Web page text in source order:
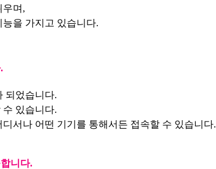
우며,
을 가지고 있습니다.
되었습니다.
있습니다.
서나 어떤 기기를 통해서든 접속할 수 있습니다.
니다.